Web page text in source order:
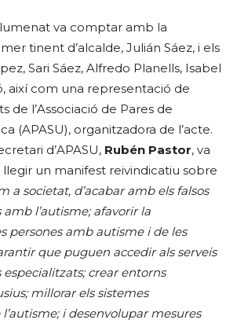
va comptar amb la
tinent d’alcalde, Julián Sáez, i els
Sari Sáez, Alfredo Planells, Isabel
així com una representació de
de l’Associació de Pares de
(APASU), organitzadora de l’acte.
d’APASU, Rubén Pastor, va
un manifest reivindicatiu sobre
a societat, d’acabar amb els falsos
l’autisme; afavorir la
persones amb autisme i de les
que puguen accedir als serveis
especialitzats; crear entorns
millorar els sistemes
i desenvolupar mesures